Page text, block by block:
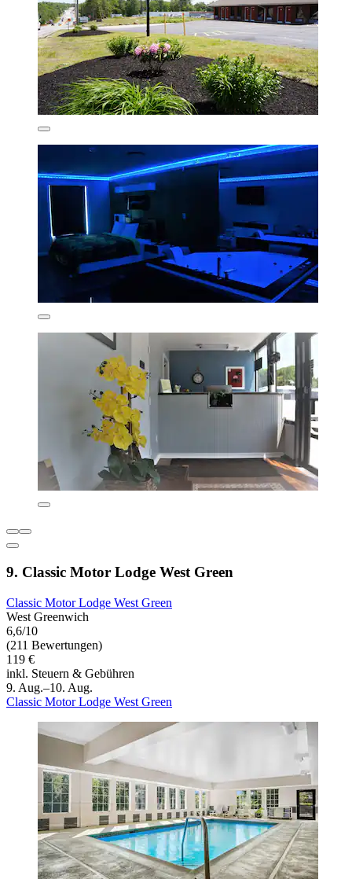
9. Classic Motor Lodge West Green
Classic Motor Lodge West Green
West Greenwich
6,6/10
(211 Bewertungen)
119 €
inkl. Steuern & Gebühren
9. Aug.–10. Aug.
Classic Motor Lodge West Green